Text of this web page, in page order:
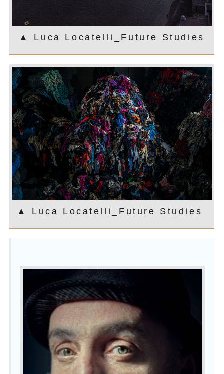
▲ Luca Locatelli_Future Studies
▲ Luca Locatelli_Future Studies